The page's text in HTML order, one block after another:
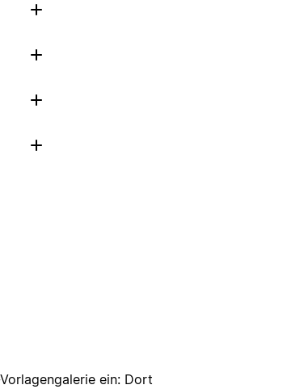
ein: Dort